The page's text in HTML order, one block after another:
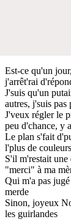
Est-ce qu'un
j'arrêt'rai
J'suis qu'un
autres, j'suis pas
J'veux régler le
peu d'chance, y
Le plan s'fait
l'plus de
S'il m'restait
"merci" à ma
Qui m'a pas
merde
Sinon, joyeux
les guirlandes